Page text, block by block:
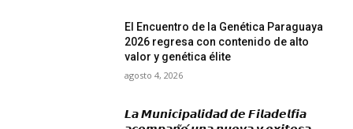
El Encuentro de la Genética Paraguaya
2026 regresa con contenido de alto
valor y genética élite
agosto 4, 2026
𝙇𝙖 𝙈𝙪𝙣𝙞𝙘𝙞𝙥𝙖𝙡𝙞𝙙𝙖𝙙 𝙙𝙚 𝙁𝙞𝙡𝙖𝙙𝙚𝙡𝙛𝙞𝙖